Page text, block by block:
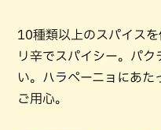
10種類以上のスパイス
リ辛でスパイシー。パク
い。ハラペーニョにあた
ご用心。